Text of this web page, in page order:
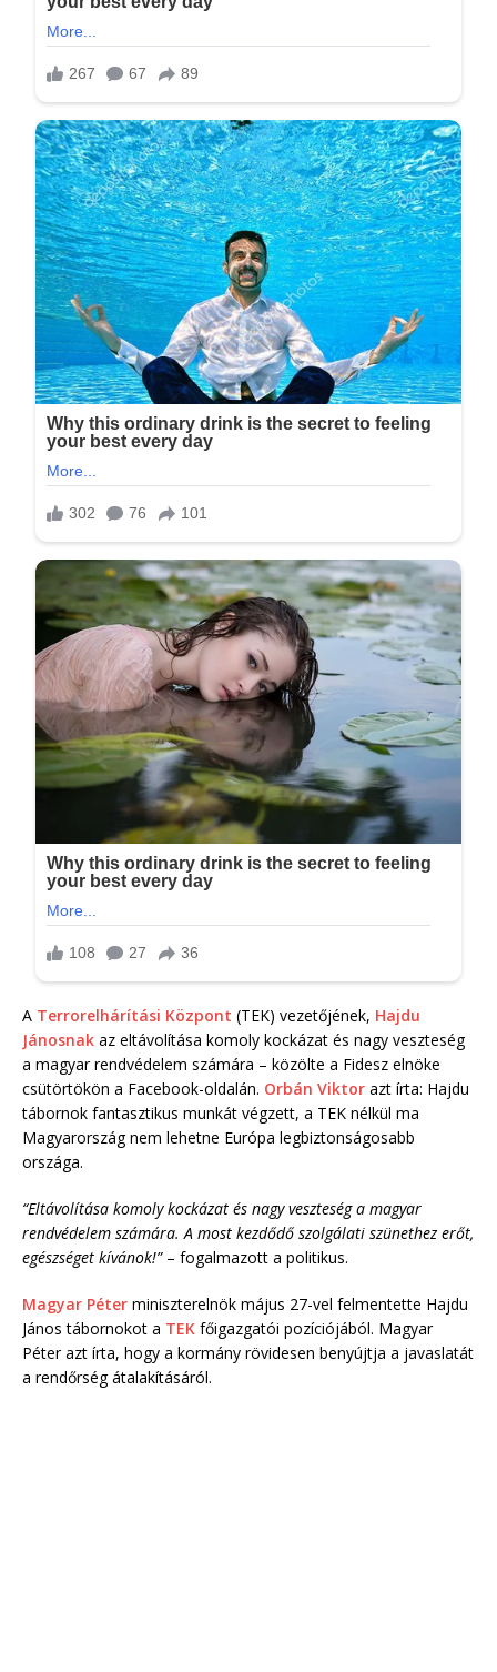
A Terrorelhárítási Központ (TEK) vezetőjének, Hajdu
Jánosnak az eltávolítása komoly kockázat és nagy veszteség
a magyar rendvédelem számára – közölte a Fidesz elnöke
csütörtökön a Facebook-oldalán. Orbán Viktor azt írta: Hajdu
tábornok fantasztikus munkát végzett, a TEK nélkül ma
Magyarország nem lehetne Európa legbiztonságosabb
országa.
“Eltávolítása komoly kockázat és nagy veszteség a magyar
rendvédelem számára. A most kezdődő szolgálati szünethez erőt,
egészséget kívánok!”– fogalmazott a politikus.
Magyar Péter miniszterelnök május 27-vel felmentette Hajdu
János tábornokot a TEK főigazgatói pozíciójából. Magyar
Péter azt írta, hogy a kormány rövidesen benyújtja a javaslatát
a rendőrség átalakításáról.